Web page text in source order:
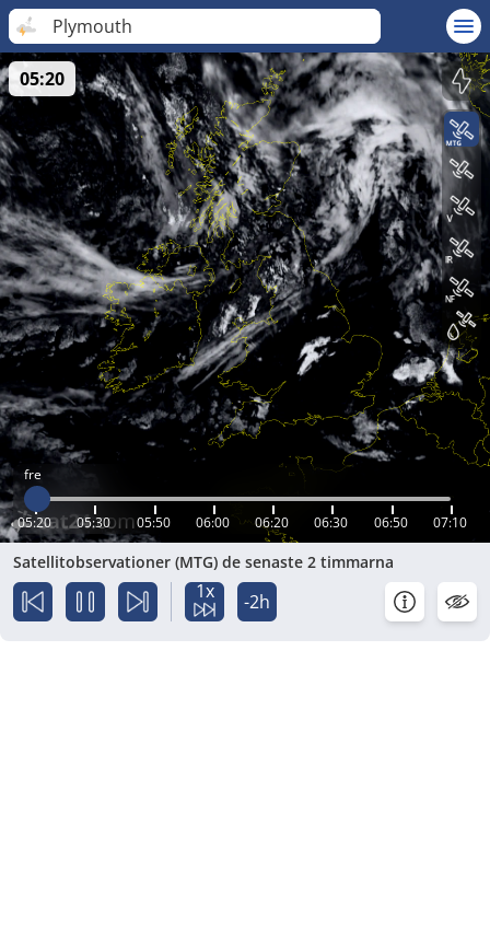
Plymouth
fre
05:20 05:30 05:50 06:00 06:20 06:30 06:50 07:10
05:20
Satellitobservationer (MTG) de senaste 2 timmarna
1x -2h